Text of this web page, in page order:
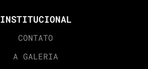
INSTITUCIONAL
CONTATO
A GALERIA